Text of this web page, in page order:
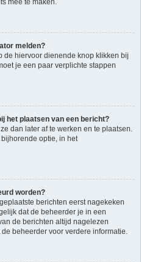
mee te maken.
melden?
de hiervoor dienende knop klikken bij
je een paar verplichte stappen
het plaatsen van een bericht?
dan later af te werken en te plaatsen.
optie, in het
worden?
berichten eerst nagekeken
dat de beheerder je in een
de berichten altijd nagelezen
beheerder voor verdere informatie.